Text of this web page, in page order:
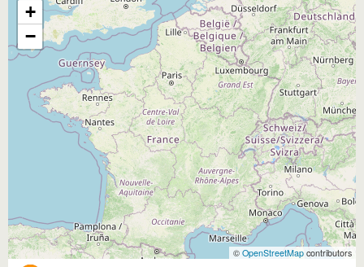
+
−
© OpenStreetMap contributors